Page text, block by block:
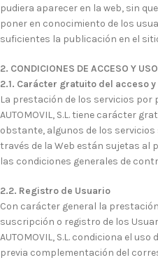
pudiera aparecer en la web, sin
poner en conocimiento de los
suficientes la publicación en el
2. CONDICIONES DE ACCESO Y
2.1. Carácter gratuito del acceso y
La prestación de los servicios por
AUTOMOVIL, S.L. tiene carácter
obstante, algunos de los
través de la Web están sujetas al
las condiciones generales de
2.2. Registro de Usuario
Con carácter general la
suscripción o registro de los
AUTOMOVIL, S.L. condiciona el
previa complementación del